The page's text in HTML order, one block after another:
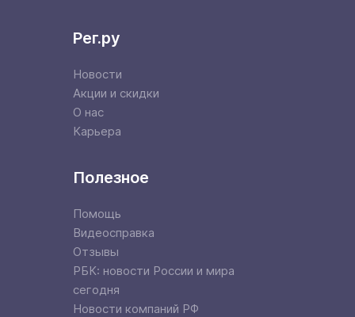
Рег.ру
Новости
Акции и скидки
О нас
Карьера
Полезное
Помощь
Видеосправка
Отзывы
РБК: новости России и мира
сегодня
Новости компаний РФ